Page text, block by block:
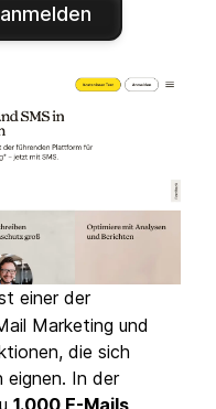
einer der
Marketing und
die sich
eignen. In der